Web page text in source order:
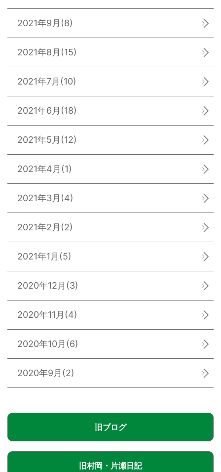
2021年9月 (8)
2021年8月 (15)
2021年7月 (10)
2021年6月 (18)
2021年5月 (12)
2021年4月 (1)
2021年3月 (4)
2021年2月 (2)
2021年1月 (5)
2020年12月 (3)
2020年11月 (4)
2020年10月 (6)
2020年9月 (2)
旧ブログ
旧村岡・片瀬日記